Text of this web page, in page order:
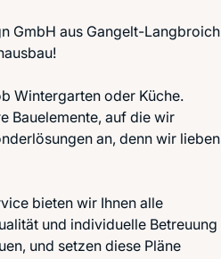
GmbH aus Gangelt-
Wintergarten oder Küche.
Bauelemente, auf die wir
an, denn wir lieben
bieten wir Ihnen alle
und individuelle Betreuung
und setzen diese Pläne